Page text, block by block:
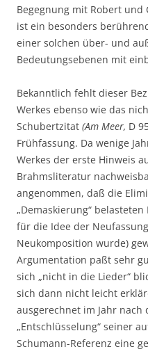
Begegnung mit Robert und
ist ein besonders
einer solchen über- und
Bedeutungsebenen mit
Bekanntlich fehlt dieser
Werkes ebenso wie das
Schubertzitat (Am Meer, D
Frühfassung. Da wenige
Werkes der erste Hinweis
Brahmsliteratur
angenommen, daß die
„Demaskierung“
für die Idee der
Neukomposition wurde)
Argumentation paßt sehr
sich „nicht in die Lieder“
sich dann nicht leicht
ausgerechnet im Jahr nach
„Entschlüsselung“ seiner
Schumann-Referenz eine